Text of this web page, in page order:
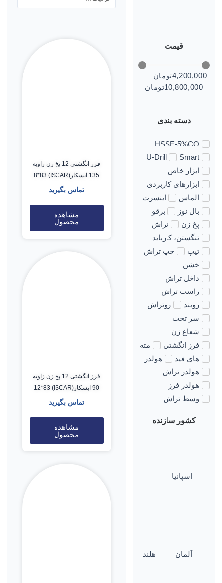
قیمت
4,200,000تومان —
10,800,000تومان
دسته بندی
HSSE-5%CO
Smart
U-Drill
ابزار خاص
ابزارهای کاربردی
الماس
اینسرت
بال نوز
برقو
پخ زن
تراش
تنگستن، کارباید
تیپ
چپ تراش
خشن
داخل تراش
راست تراش
روبند
روتراش
سر تخت
شعاع زن
فرز انگشتی
مته
های فید
هولدر
هولدر تراش
هولدر فرز
وسط تراش
کشور سازنده
اسپانیا
آلمان هلند
فرز انگشتی 12 پخ زن زاویه
135 ایسکار(ISCAR) 8*83
تماس بگیرید
مشاهده
محصول
فرز انگشتی 12 پخ زن زاویه
90 ایسکار(ISCAR) 12*83
تماس بگیرید
مشاهده
محصول